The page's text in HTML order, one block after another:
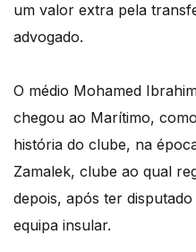
um valor extra pela
advogado.
O médio Mohamed
chegou ao Marítimo,
história do clube, na
Zamalek, clube ao qual
depois, após ter
equipa insular.